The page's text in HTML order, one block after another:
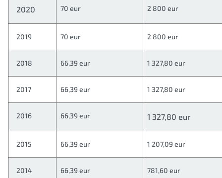
2020 70 eur 2 800 eur
2019 70 eur 2 800 eur
2018 66,39 eur 1 327,80 eur
2017 66,39 eur 1 327,80 eur
2016 66,39 eur 1 327,80 eur
2015 66,39 eur 1 207,09 eur
2014 66,39 eur 781,60 eur